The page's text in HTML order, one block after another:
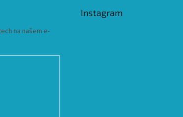
na našem e-
Instagram